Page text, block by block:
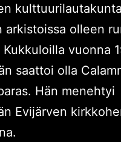
arkistoissa olleen
Kukkuloilla vuonna
saattoi olla
Hän menehtyi
Evijärven